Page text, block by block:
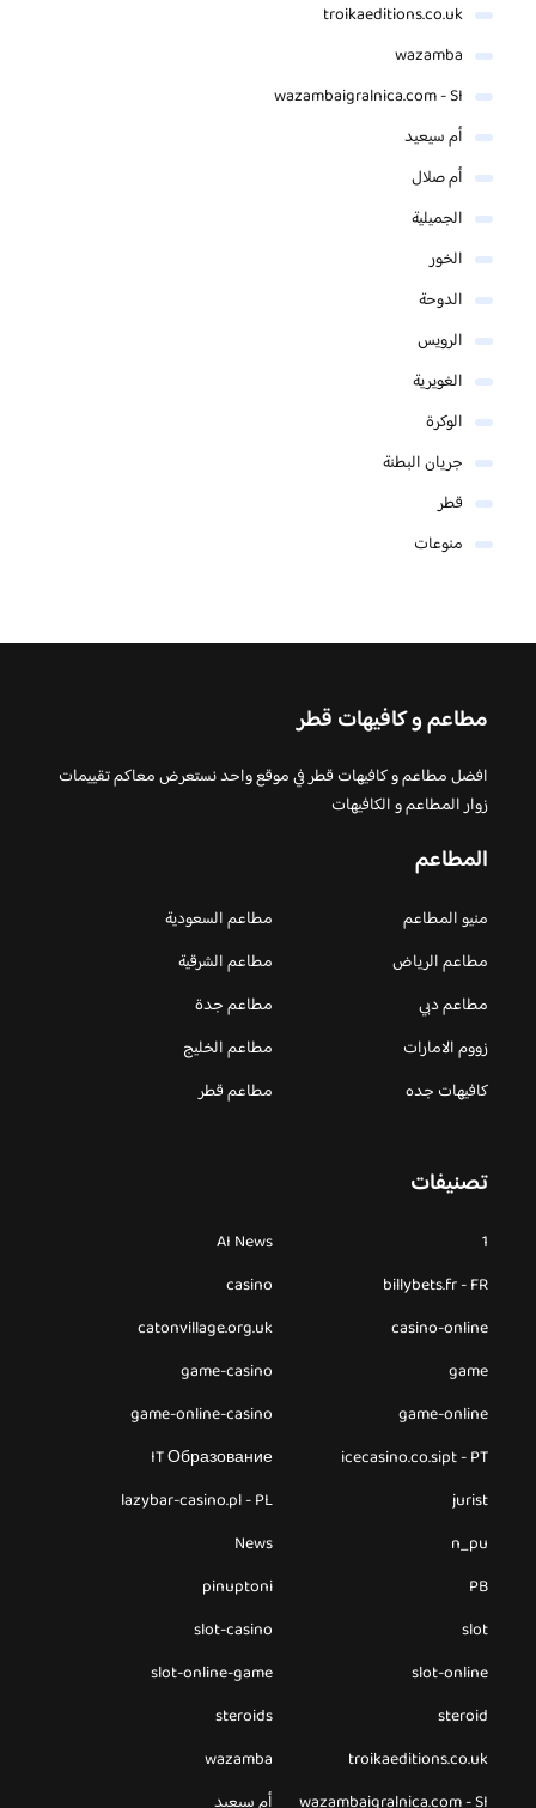
troikaeditions.co.uk
wazamba
wazambaigralnica.com - SI
أم سيعيد
أم صلال
الجميلية
الخور
الدوحة
الرويس
الغويرية
الوكرة
جريان البطنة
قطر
منوعات
مطاعم و كافيهات قطر
افضل مطاعم و كافيهات قطر في موقع واحد نستعرض معاكم تقييمات
زوار المطاعم و الكافيهات
المطاعم
منيو المطاعم
مطاعم السعودية
مطاعم الرياض
مطاعم الشرقية
مطاعم دبي
مطاعم جدة
زووم الامارات
مطاعم الخليج
كافيهات جده
مطاعم قطر
تصنيفات
1
AI News
billybets.fr - FR
casino
casino-online
catonvillage.org.uk
game
game-casino
game-online
game-online-casino
icecasino.co.sipt - PT
IT Образование
jurist
lazybar-casino.pl - PL
n_pu
News
PB
pinuptoni
slot
slot-casino
slot-online
slot-online-game
steroid
steroids
troikaeditions.co.uk
wazamba